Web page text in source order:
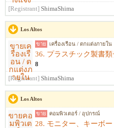
[Registrant] ShimaShima
Los Altos
ขาย เครื่องเรือน / ตกแต่งภายใน
36. プラスチック製書類
8
[Registrant] ShimaShima
Los Altos
ขาย คอมพิวเตอร์ / อุปกรณ์